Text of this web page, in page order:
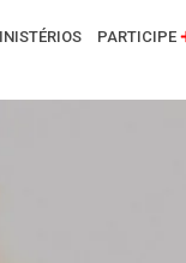
PARTICIPE